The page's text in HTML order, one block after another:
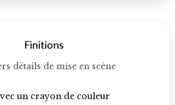
Finitions
détails de mise en scène
un crayon de couleur